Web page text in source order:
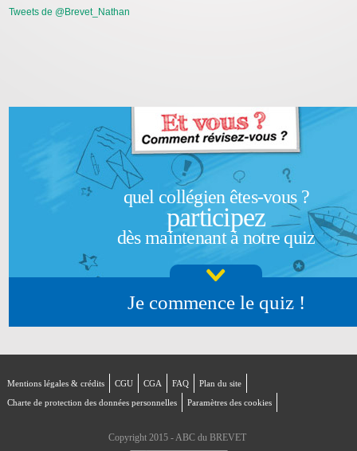
Tweets de @Brevet_Nathan
quel collégien êtes-vous ?
participez
dès maintenant à notre quiz
Je commence le quiz !
Mentions légales & crédits CGU CGA FAQ
Plan du site
Charte de protection des données personnelles
Paramètres des cookies
Copyright 2015 - ABC du BREVET